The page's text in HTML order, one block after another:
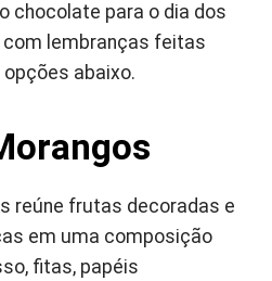
chocolate para o dia dos
lembranças feitas
abaixo.
reúne frutas decoradas e
em uma composição
fitas, papéis